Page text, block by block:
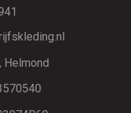
Helmond